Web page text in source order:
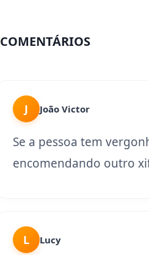
COMENTÁRIOS
J João Victor
Se a pessoa tem
encomendando outro
L Lucy